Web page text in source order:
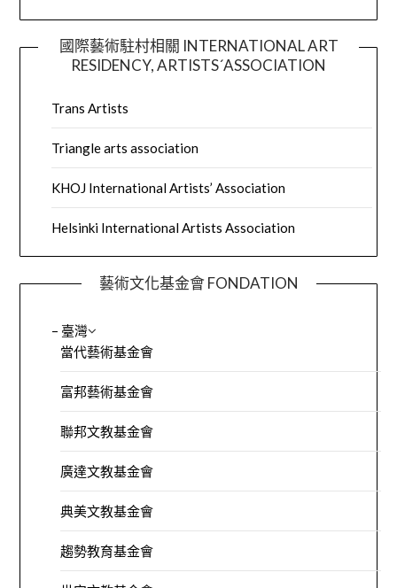
國際藝術駐村相關 INTERNATIONAL ART
RESIDENCY, ARTISTS´ASSOCIATION
Trans Artists
Triangle arts association
KHOJ International Artists’ Association
Helsinki International Artists Association
藝術文化基金會 FONDATION
– 臺灣
當代藝術基金會
富邦藝術基金會
聯邦文教基金會
廣達文教基金會
典美文教基金會
趨勢教育基金會